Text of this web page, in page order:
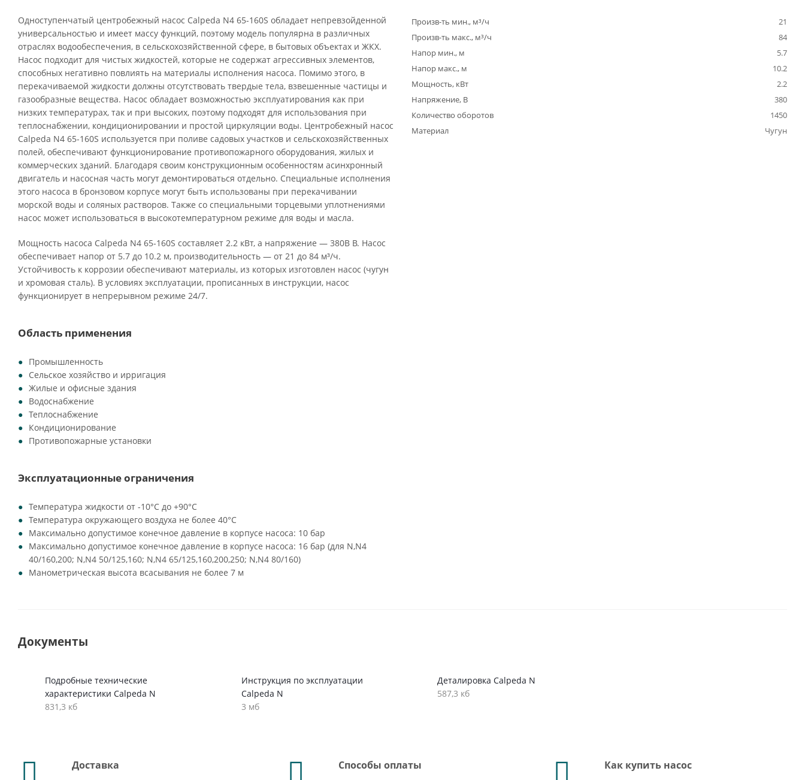
Одноступенчатый центробежный насос Calpeda N4 65-160S обладает непревзойденной
универсальностью и имеет массу функций, поэтому модель популярна в различных
отраслях водообеспечения, в сельскохозяйственной сфере, в бытовых объектах и ЖКХ.
Насос подходит для чистых жидкостей, которые не содержат агрессивных элементов,
способных негативно повлиять на материалы исполнения насоса. Помимо этого, в
перекачиваемой жидкости должны отсутствовать твердые тела, взвешенные частицы и
газообразные вещества. Насос обладает возможностью эксплуатирования как при
низких температурах, так и при высоких, поэтому подходят для использования при
теплоснабжении, кондиционировании и простой циркуляции воды. Центробежный насос
Calpeda N4 65-160S используется при поливе садовых участков и сельскохозяйственных
полей, обеспечивают функционирование противопожарного оборудования, жилых и
коммерческих зданий. Благодаря своим конструкционным особенностям асинхронный
двигатель и насосная часть могут демонтироваться отдельно. Специальные исполнения
этого насоса в бронзовом корпусе могут быть использованы при перекачивании
морской воды и соляных растворов. Также со специальными торцевыми уплотнениями
насос может использоваться в высокотемпературном режиме для воды и масла.
Мощность насоса Calpeda N4 65-160S составляет 2.2 кВт, а напряжение — 380В В. Насос
обеспечивает напор от 5.7 до 10.2 м, производительность — от 21 до 84 м³/ч.
Устойчивость к коррозии обеспечивают материалы, из которых изготовлен насос (чугун
и хромовая сталь). В условиях эксплуатации, прописанных в инструкции, насос
функционирует в непрерывном режиме 24/7.
Область применения
Промышленность
Сельское хозяйство и ирригация
Жилые и офисные здания
Водоснабжение
Теплоснабжение
Кондиционирование
Противопожарные установки
Эксплуатационные ограничения
Температура жидкости от -10°C до +90°C
Температура окружающего воздуха не более 40°C
Максимально допустимое конечное давление в корпусе насоса: 10 бар
Максимально допустимое конечное давление в корпусе насоса: 16 бар (для N,N4
40/160,200; N,N4 50/125,160; N,N4 65/125,160,200,250; N,N4 80/160)
Манометрическая высота всасывания не более 7 м
Произв-ть мин., м³/ч
21
Произв-ть макс., м³/ч
84
Напор мин., м
5.7
Напор макс., м
10.2
Мощность, кВт
2.2
Напряжение, В
380
Количество оборотов
1450
Материал
Чугун
Документы
Подробные технические
характеристики Calpeda N
831,3 кб
Инструкция по эксплуатации
Calpeda N
3 мб
Деталировка Calpeda N
587,3 кб
Доставка Способы оплаты Как купить насос